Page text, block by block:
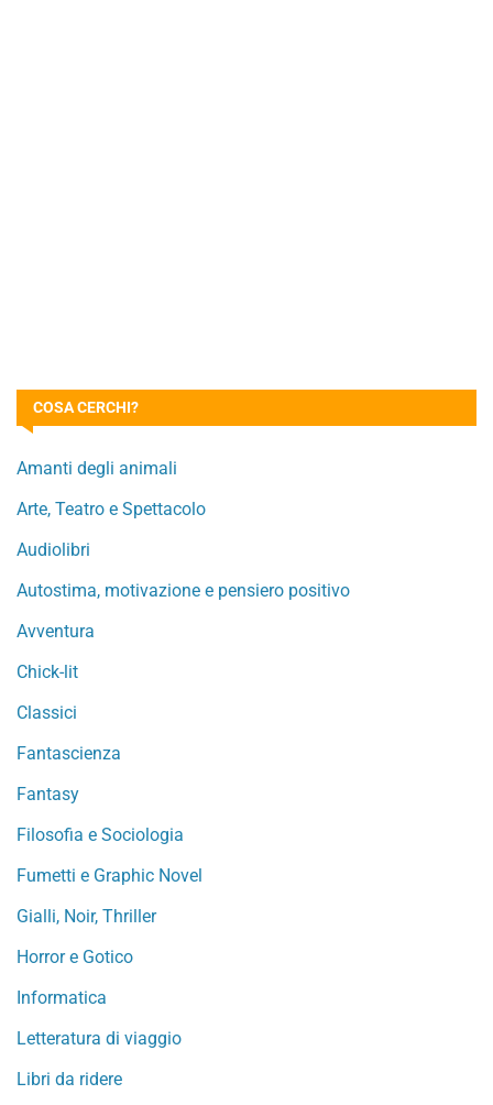
COSA CERCHI?
Amanti degli animali
Arte, Teatro e Spettacolo
Audiolibri
Autostima, motivazione e pensiero positivo
Avventura
Chick-lit
Classici
Fantascienza
Fantasy
Filosofia e Sociologia
Fumetti e Graphic Novel
Gialli, Noir, Thriller
Horror e Gotico
Informatica
Letteratura di viaggio
Libri da ridere